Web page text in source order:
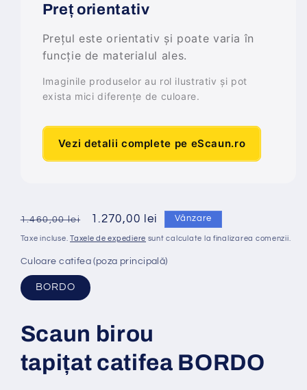
Preț orientativ
Prețul este orientativ și poate varia în
funcție de materialul ales.
Imaginile produselor au rol ilustrativ și pot
exista mici diferențe de culoare.
Vezi detalii complete pe eScaun.ro
Preț
obișnuit
1.460,00 lei
Preț
redus
1.270,00 lei Vânzare
Taxe incluse.Taxele de expediere sunt calculate la finalizarea comenzii.
Culoare catifea (poza principală)
BORDO
Scaun birou
tapițat catifea BORDO